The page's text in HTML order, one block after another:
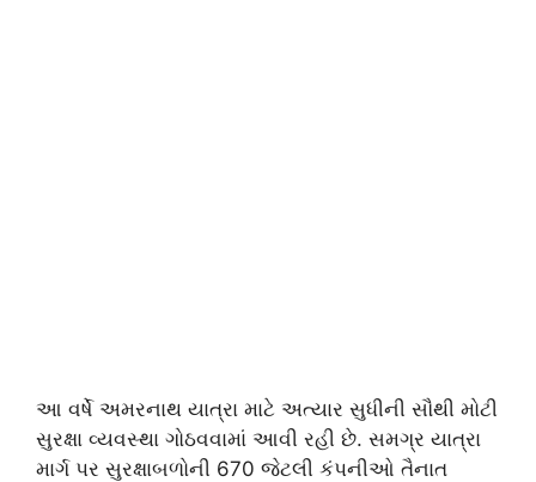
આ વર્ષે અમરનાથ યાત્રા માટે અત્યાર સુધીની સૌથી મોટી
સુરક્ષા વ્યવસ્થા ગોઠવવામાં આવી રહી છે. સમગ્ર યાત્રા
માર્ગ પર સુરક્ષાબળોની 670 જેટલી કંપનીઓ તૈનાત